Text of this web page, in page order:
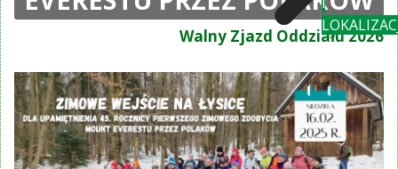
Walny Zjazd Oddziału 2026